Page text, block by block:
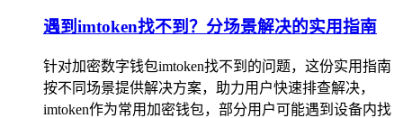
遇到imtoken找不到？分场景解决的实用指南
针对加密数字钱包imtoken找不到的问题，这份实用指南
按不同场景提供解决方案，助力用户快速排查解决，
imtoken作为常用加密钱包，部分用户可能遇到设备内找